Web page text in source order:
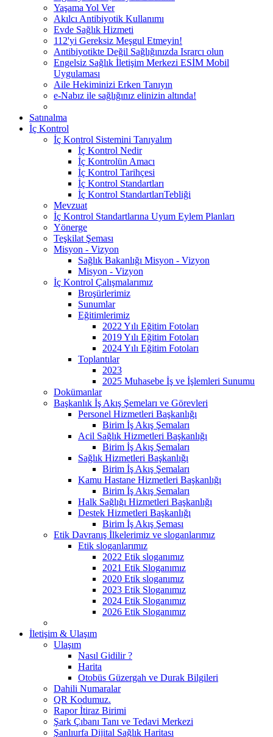
Yaşama Yol Ver
Akılcı Antibiyotik Kullanımı
Evde Sağlık Hizmeti
112'yi Gereksiz Meşgul Etmeyin!
Antibiyotikte Değil Sağlığınızda Israrcı olun
Engelsiz Sağlık İletişim Merkezi ESİM Mobil
Uygulaması
Aile Hekiminizi Erken Tanıyın
e-Nabız ile sağlığınız elinizin altında!
Satınalma
İç Kontrol
İç Kontrol Sistemini Tanıyalım
İç Kontrol Nedir
İç Kontrolün Amacı
İç Kontrol Tarihçesi
İç Kontrol Standartları
İç Kontrol StandartlarıTebliği
Mevzuat
İç Kontrol Standartlarına Uyum Eylem Planları
Yönerge
Teşkilat Şeması
Misyon - Vizyon
Sağlık Bakanlığı Misyon - Vizyon
Misyon - Vizyon
İç Kontrol Çalışmalarımız
Broşürlerimiz
Sunumlar
Eğitimlerimiz
2022 Yılı Eğitim Fotoları
2019 Yılı Eğitim Fotoları
2024 Yılı Eğitim Fotoları
Toplantılar
2023
2025 Muhasebe İş ve İşlemleri Sunumu
Dokümanlar
Başkanlık İş Akış Şemeları ve Görevleri
Personel Hizmetleri Başkanlığı
Birim İş Akış Şemaları
Acil Sağlık Hizmetleri Başkanlığı
Birim İş Akış Şemaları
Sağlık Hizmetleri Başkanlığı
Birim İş Akış Şemaları
Kamu Hastane Hizmetleri Başkanlığı
Birim İş Akış Şemaları
Halk Sağlığı Hizmetleri Başkanlığı
Destek Hizmetleri Başkanlığı
Birim İş Akış Şeması
Etik Davranış İlkelerimiz ve sloganlarımız
Etik sloganlarımız
2022 Etik sloganımız
2021 Etik Sloganımız
2020 Etik sloganımız
2023 Etik Sloganımız
2024 Etik Sloganımız
2026 Etik Sloganımız
İletişim & Ulaşım
Ulaşım
Nasıl Gidilir ?
Harita
Otobüs Güzergah ve Durak Bilgileri
Dahili Numaralar
QR Kodumuz.
Rapor İtiraz Birimi
Şark Çıbanı Tanı ve Tedavi Merkezi
Şanlıurfa Dijital Sağlık Haritası